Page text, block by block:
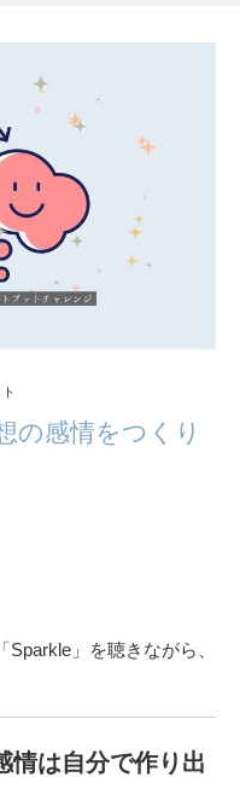
の感情をつくり
」を聴きながら、
情は自分で作り出